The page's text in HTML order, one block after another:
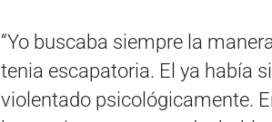
“Yo buscaba siempre la
tenia escapatoria. El ya había
violentado psicológicamente.